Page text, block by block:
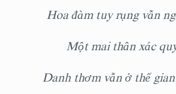
Hoa đàm tuy rụng vẫn
Một mai thân xác
Danh thơm vẫn ở thế